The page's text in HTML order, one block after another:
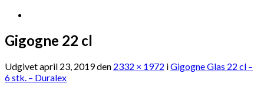
Gigogne 22 cl
Udgivetapril 23, 2019den 2332 × 1972 iGigogne Glas 22 cl –
6 stk. – Duralex